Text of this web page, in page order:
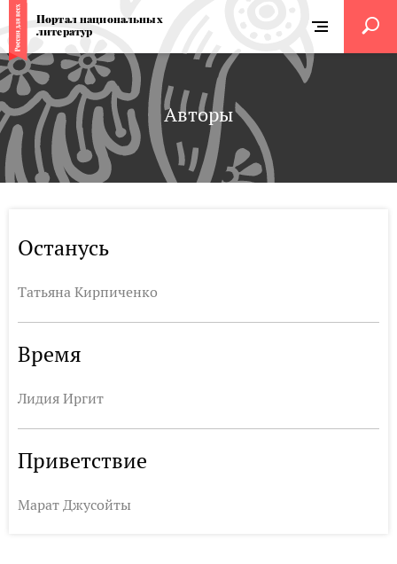
Портал национальных
литератур
Авторы
Останусь
Татьяна Кирпиченко
Время
Лидия Иргит
Приветствие
Марат Джусойты